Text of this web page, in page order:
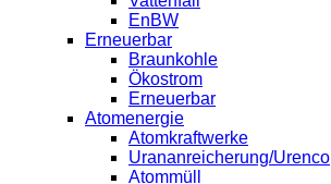
EnBW
Erneuerbar
Braunkohle
Ökostrom
Erneuerbar
Atomenergie
Atomkraftwerke
Urananreicherung/Urenco
Atommüll